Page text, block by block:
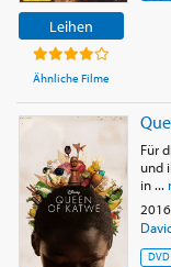
Leihen
Ähnliche Filme
Für
und
in ...
2016
DVD